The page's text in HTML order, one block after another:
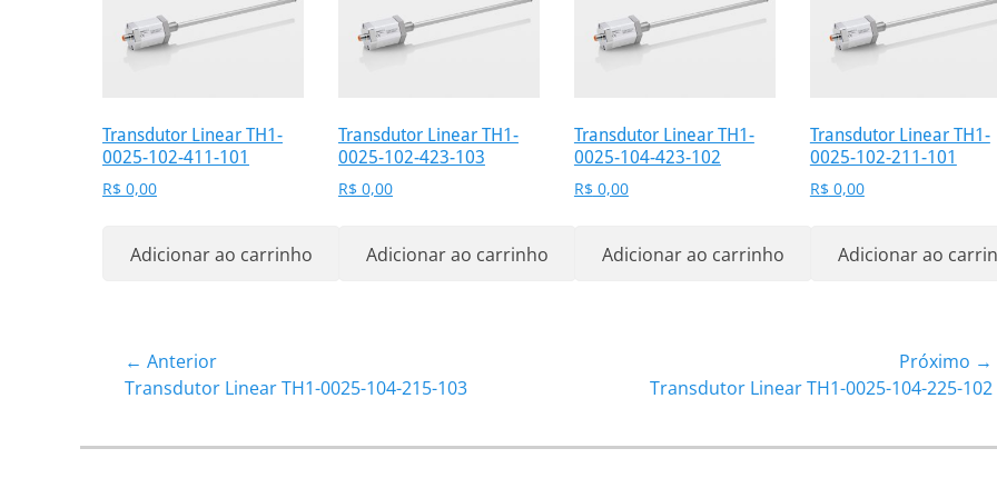
Transdutor Linear TH1-
0025-102-411-101
R$ 0,00
Adicionar ao carrinho
Transdutor Linear TH1-
0025-102-423-103
R$ 0,00
Adicionar ao carrinho
Transdutor Linear TH1-
0025-104-423-102
R$ 0,00
Adicionar ao carrinho
Transdutor Linear TH1-
0025-102-211-101
R$ 0,00
Adicionar ao
Navegação
de
Post
← Anterior
Post
Transdutor Linear TH1-0025-104-215-103
Próximo →
Transdutor Linear TH1-0025-104-225-102